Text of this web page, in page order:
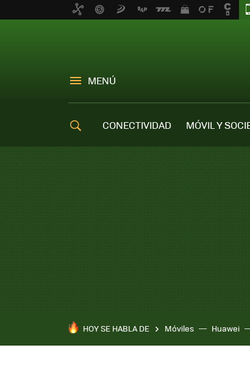
MENÚ
CONECTIVIDAD MÓVIL Y
HOY SE HABLA DE Móviles Huawei